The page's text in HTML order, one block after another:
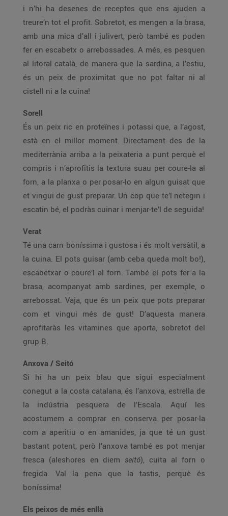
i n’hi ha desenes de receptes que ens ajuden a
treure’n tot el profit. Sobretot, es mengen a la brasa,
amb una mica d’all i julivert, però també es poden
fer en escabetx o arrebossades. A més, es pesquen
al litoral català, de manera que la sardina, a l’estiu,
és un peix de proximitat que no pot faltar ni al
cistell ni a la cuina!
Sorell
És un peix ric en proteïnes i potassi que, a l’agost,
està en el millor moment. Directament des de la
mediterrània arriba a la peixateria a punt perquè el
compris i n’aprofitis la textura suau per coure-la al
forn, a la planxa o per posar-lo en algun guisat que
et vingui de gust preparar. Un cop que te’l netegin i
escatin bé, el podràs cuinar i menjar-te’l de seguida!
Verat
Té una carn boníssima i gustosa i és molt versàtil, a
la cuina. El pots guisar (amb ceba queda molt bo!),
escabetxar o coure’l al forn. També el pots fer a la
brasa, acompanyat amb sardines, per exemple, o
arrebossat. Vaja, que és un peix que pots preparar
com et vingui més de gust! D’aquesta manera
aprofitaràs les vitamines que aporta, sobretot del
grup B.
Anxova / Seitó
Si hi ha un peix blau que sigui especialment
conegut a la costa catalana, és l’anxova, estrella de
la indústria pesquera de l’Escala. Aquí les
acostumem a comprar en conserva per posar-la
com a aperitiu o en amanides, ja que té un gust
bastant potent, però l’anxova també es pot menjar
fresca (aleshores en diem seitó), cuita al forn o
fregida. Val la pena que la tastis, perquè és
boníssima!
Els peixos de més enllà